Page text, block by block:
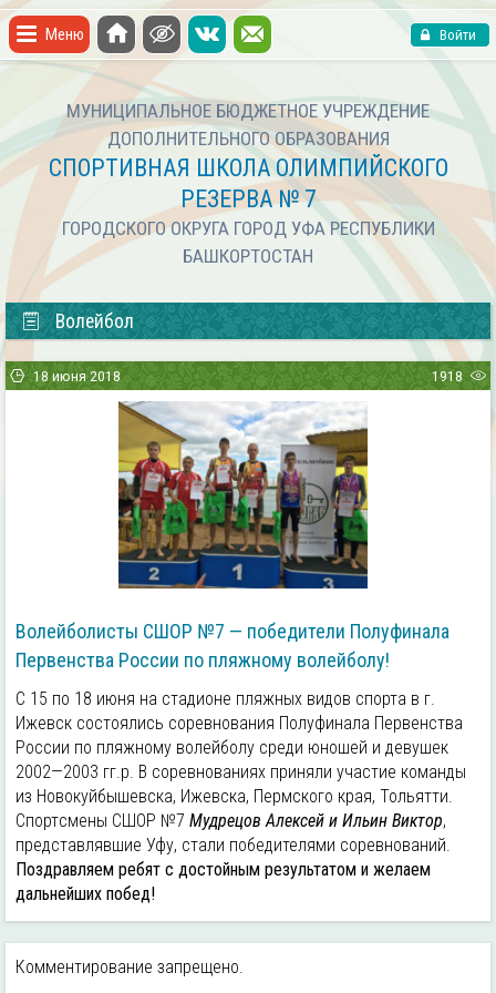
Меню Войти
МУНИЦИПАЛЬНОЕ БЮДЖЕТНОЕ УЧРЕЖДЕНИЕ
ДОПОЛНИТЕЛЬНОГО ОБРАЗОВАНИЯ
СПОРТИВНАЯ ШКОЛА ОЛИМПИЙСКОГО
РЕЗЕРВА № 7
ГОРОДСКОГО ОКРУГА ГОРОД УФА РЕСПУБЛИКИ
БАШКОРТОСТАН
Волейбол
18 июня 2018 1918
Волейболисты СШОР №7 — победители Полуфинала
Первенства России по пляжному волейболу!
С 15 по 18 июня на стадионе пляжных видов спорта в г.
Ижевск состоялись соревнования Полуфинала Первенства
России по пляжному волейболу среди юношей и девушек
2002—2003 гг.р. В соревнованиях приняли участие команды
из Новокуйбышевска, Ижевска, Пермского края, Тольятти.
Спортcмены СШОР №7 Мудрецов Алексей и Ильин Виктор,
представлявшие Уфу, стали победителями соревнований.
Поздравляем ребят с достойным результатом и желаем
дальнейших побед!
Комментирование запрещено.